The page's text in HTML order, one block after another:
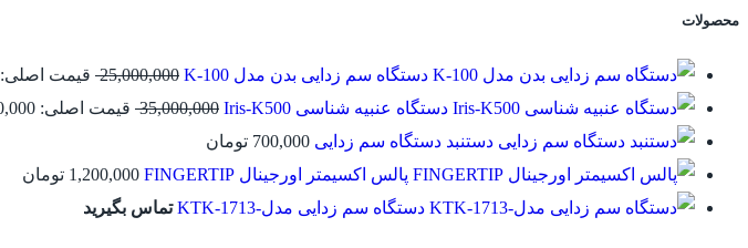
محصولات
دستگاه سم زدایی بدن مدل K-100 25,000,000 قیمت اصلی: 25,000,000 تومان بود.
دستگاه عنبیه شناسی Iris-K500
35,000,000 قیمت اصلی: 35,000,000 تومان بود.
دستنبد دستگاه سم زدایی 700,000 تومان
پالس اکسیمتر اورجینال FINGERTIP
1,200,000 تومان
دستگاه سم زدایی مدل-KTK-1713
تماس بگیرید